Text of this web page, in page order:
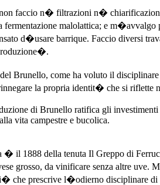
faccio n� filtrazioni n�
malolattica; e
d�usare barrique. Faccio diversi
Brunello, come ha voluto il
la propria identit� che si
di Brunello ratifica gli
vita campestre e bucolica.
il 1888 della tenuta Il Greppo di
grosso, da vinificare senza altre
che prescrive l�odierno disciplinare di